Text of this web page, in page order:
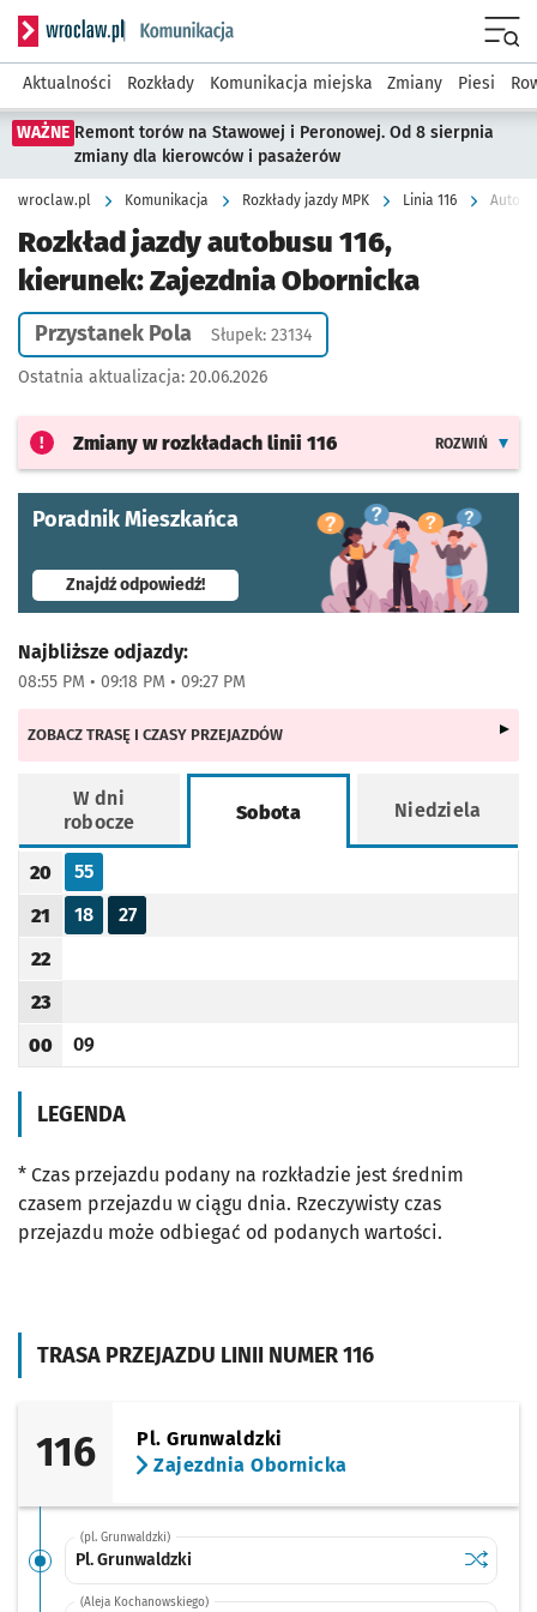
Serwis informacyjny wroclaw.pl podserwis: Komunikacja
Aktualności Rozkłady Komunikacja miejska Zmiany Piesi
WAŻNE Remont torów na Stawowej i Peronowej. Od 8 sierpnia
zmiany dla kierowców i pasażerów
wroclaw.pl Komunikacja Rozkłady jazdy MPK Linia 116
Rozkład jazdy autobusu 116,
kierunek: Zajezdnia Obornicka
Przystanek Pola Słupek: 23134
Ostatnia aktualizacja: 20.06.2026
Zmiany w rozkładach linii 116 ROZWIŃ
Poradnik Mieszkańca
Znajdź odpowiedź!- otworzy się w nowej karcie
TRASA PRZEJAZDU LINII NUMER 116
116
Pl. Grunwaldzki
Zajezdnia Obornicka
(pl. Grunwaldzki)
Pl. Grunwaldzki Sprawdź
Pl.
(Aleja Kochanowskiego)
Najbliższe odjazdy:
08:55 PM • 09:18 PM • 09:27 PM
ZOBACZ TRASĘ I CZASY PRZEJAZDÓW
W dni
robocze
Sobota Niedziela
Rozkład jazdy -
Godzina odjazdu
20
Odjazd
55
minut po godzinie 20
Godzina odjazdu
21
Odjazd
18
minut po godzinie 21
Odjazd
27
minut po godzinie 21
Godzina odjazdu
22
Godzina odjazdu
23
Godzina odjazdu
00
Odjazd
09
minut po godzinie 00
LEGENDA
* Czas przejazdu podany na rozkładzie jest średnim
czasem przejazdu w ciągu dnia. Rzeczywisty czas
przejazdu może odbiegać od podanych wartości.